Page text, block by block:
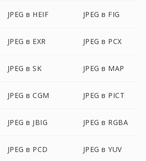
JPEG в HEIF JPEG в FIG
JPEG в EXR JPEG в PCX
JPEG в SK JPEG в MAP
JPEG в CGM JPEG в PICT
JPEG в JBIG JPEG в RGBA
JPEG в PCD JPEG в YUV